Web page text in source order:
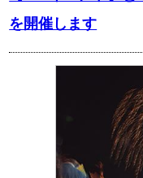
を開催します